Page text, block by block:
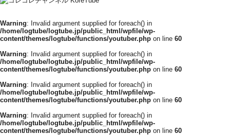
Warning: Invalid argument supplied for foreach() in
/home/logtube/logtube.jp/public_html/wpfile/wp-
content/themes/logtube/functions/youtuber.php on line 60
Warning: Invalid argument supplied for foreach() in
/home/logtube/logtube.jp/public_html/wpfile/wp-
content/themes/logtube/functions/youtuber.php on line 60
Warning: Invalid argument supplied for foreach() in
/home/logtube/logtube.jp/public_html/wpfile/wp-
content/themes/logtube/functions/youtuber.php on line 60
Warning: Invalid argument supplied for foreach() in
/home/logtube/logtube.jp/public_html/wpfile/wp-
content/themes/logtube/functions/youtuber.php on line 60